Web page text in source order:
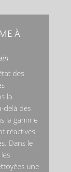
À
des
la
delà des
la gamme
réactives
Dans le
une